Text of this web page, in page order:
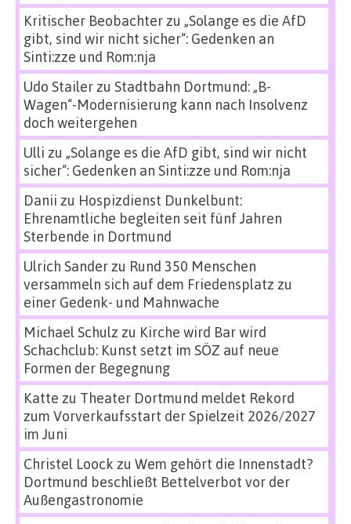
Kritischer Beobachterzu „Solange es die AfD
gibt, sind wir nicht sicher“: Gedenken an
Sinti:zze und Rom:nja
Udo Stailerzu Stadtbahn Dortmund: „B-
Wagen“-Modernisierung kann nach Insolvenz
doch weitergehen
Ulli zu „Solange es die AfD gibt, sind wir nicht
sicher“: Gedenken an Sinti:zze und Rom:nja
Danii zu Hospizdienst Dunkelbunt:
Ehrenamtliche begleiten seit fünf Jahren
Sterbende in Dortmund
Ulrich Sanderzu Rund 350 Menschen
versammeln sich auf dem Friedensplatz zu
einer Gedenk- und Mahnwache
Michael Schulz zu Kirche wird Bar wird
Schachclub: Kunst setzt im SÖZ auf neue
Formen der Begegnung
Katte zu Theater Dortmund meldet Rekord
zum Vorverkaufsstart der Spielzeit 2026/2027
im Juni
Christel Loock zu Wem gehört die Innenstadt?
Dortmund beschließt Bettelverbot vor der
Außengastronomie